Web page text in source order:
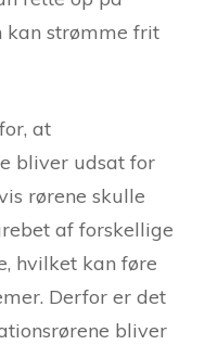
kan strømme frit
at
bliver udsat for
rørene skulle
af forskellige
hvilket kan føre
Derfor er det
bliver